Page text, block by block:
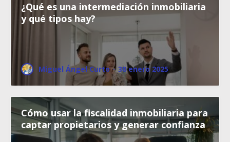
¿Qué es una intermediación inmobiliaria
y qué tipos hay?
Miguel Ángel Curto · 30 enero 2025
Cómo usar la fiscalidad inmobiliaria para
captar propietarios y generar confianza